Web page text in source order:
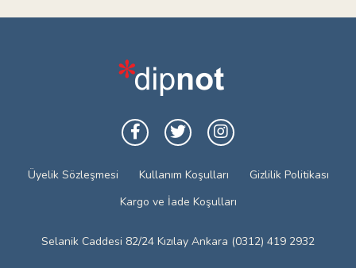
Üyelik Sözleşmesi Kullanım Koşulları
Gizlilik Politikası
Kargo ve İade Koşulları
Selanik Caddesi 82/24 Kızılay Ankara (0312) 419 2932